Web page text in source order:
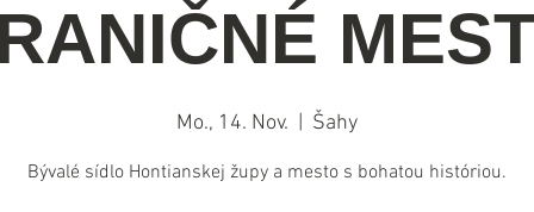
Mo., 14. Nov. Šahy
Bývalé sídlo Hontianskej župy a mesto s bohatou históriou.